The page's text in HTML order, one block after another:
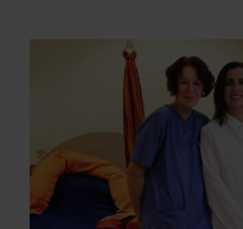
altersmedizinische
an einer
Mitarbeitenden